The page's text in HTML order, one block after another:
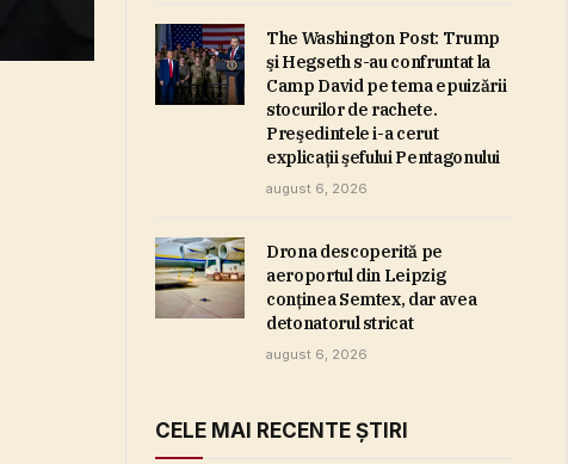
The Washington Post: Trump
şi Hegseth s-au confruntat la
Camp David pe tema epuizării
stocurilor de rachete.
Preşedintele i-a cerut
explicaţii şefului Pentagonului
august 6, 2026
Drona descoperită pe
aeroportul din Leipzig
conţinea Semtex, dar avea
detonatorul stricat
august 6, 2026
CELE MAI RECENTE ȘTIRI